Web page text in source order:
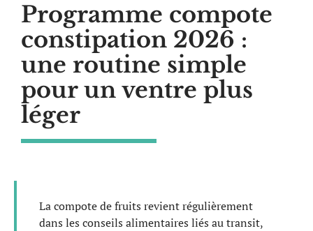
Programme compote
constipation 2026 :
une routine simple
pour un ventre plus
léger
La compote de fruits revient régulièrement
dans les conseils alimentaires liés au transit,